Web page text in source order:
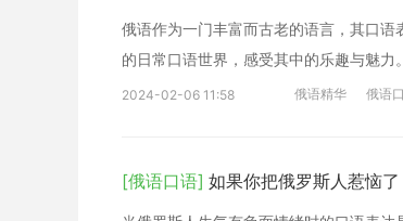
俄语作为一门丰富而古老的语言，其口
的日常口语世界，感受其中的乐趣与魅力。
2024-02-06 11:58 俄语精华 俄语
[俄语口语] 如果你把俄罗斯人惹恼